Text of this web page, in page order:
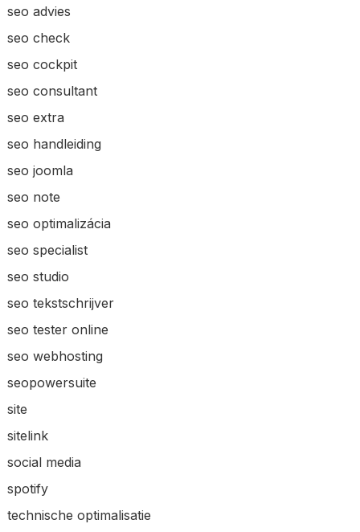
seo advies
seo check
seo cockpit
seo consultant
seo extra
seo handleiding
seo joomla
seo note
seo optimalizácia
seo specialist
seo studio
seo tekstschrijver
seo tester online
seo webhosting
seopowersuite
site
sitelink
social media
spotify
technische optimalisatie